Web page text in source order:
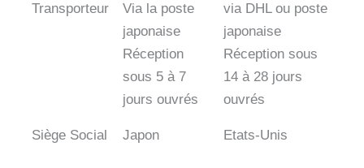
Transporteur
Via la poste
japonaise
Réception
sous 5 à 7
jours ouvrés
via DHL ou poste
japonaise
Réception sous
14 à 28 jours
ouvrés
Siège Social Japon Etats-Unis